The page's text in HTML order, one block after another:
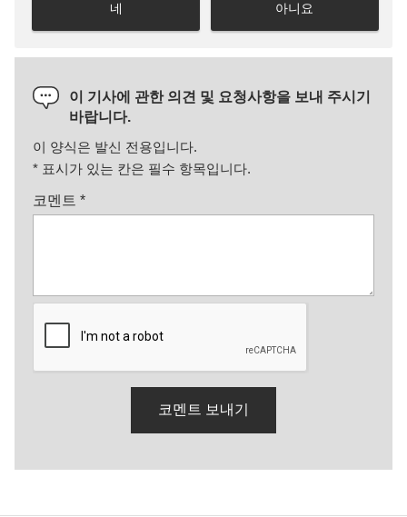
네 아니요
이 기사에 관한 의견 및 요청사항을 보내 주시기
바랍니다.
이 양식은 발신 전용입니다.
* 표시가 있는 칸은 필수 항목입니다.
코멘트 *